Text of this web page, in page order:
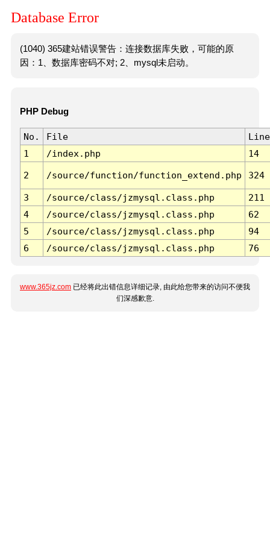
Database Error
(1040) 365建站错误警告：连接数据库失败，可能的原
因：1、数据库密码不对; 2、mysql未启动。
PHP Debug
No. File
Line
1
/index.php 14
2 /source/function/function_extend.php 324
3 /source/class/jzmysql.class.php
211
4
/source/class/jzmysql.class.php
62
5
/source/class/jzmysql.class.php
94
6
/source/class/jzmysql.class.php 76
www.365jz.com 已经将此出错信息详细记录, 由此给您带来的访问不便我
们深感歉意.